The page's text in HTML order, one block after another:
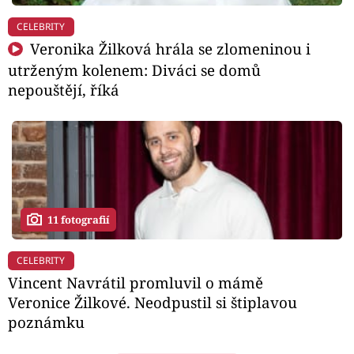
CELEBRITY
Veronika Žilková hrála se zlomeninou i
utrženým kolenem: Diváci se domů
nepouštějí, říká
11 fotografií
CELEBRITY
Vincent Navrátil promluvil o mámě
Veronice Žilkové. Neodpustil si štiplavou
poznámku